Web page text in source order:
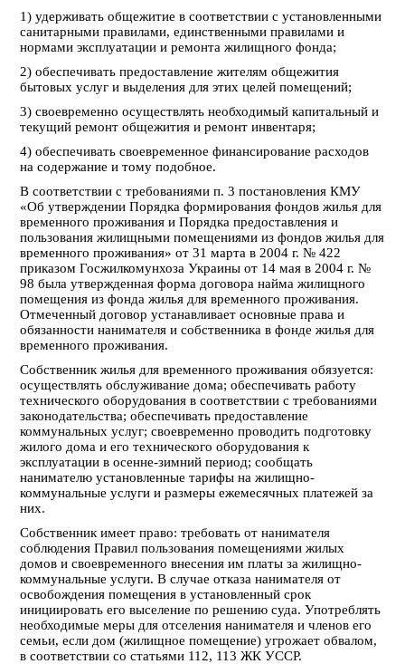
1) удерживать общежитие в соответствии с установленными
санитарными правилами, единственными правилами и
нормами эксплуатации и ремонта жилищного фонда;
2) обеспечивать предоставление жителям общежития
бытовых услуг и выделения для этих целей помещений;
3) своевременно осуществлять необходимый капитальный и
текущий ремонт общежития и ремонт инвентаря;
4) обеспечивать своевременное финансирование расходов
на содержание и тому подобное.
В соответствии с требованиями п. 3 постановления КМУ
«Об утверждении Порядка формирования фондов жилья для
временного проживания и Порядка предоставления и
пользования жилищными помещениями из фондов жилья для
временного проживания» от 31 марта в 2004 г. № 422
приказом Госжилкомунхоза Украины от 14 мая в 2004 г. №
98 была утвержденная форма договора найма жилищного
помещения из фонда жилья для временного проживания.
Отмеченный договор устанавливает основные права и
обязанности нанимателя и собственника в фонде жилья для
временного проживания.
Собственник жилья для временного проживания обязуется:
осуществлять обслуживание дома; обеспечивать работу
технического оборудования в соответствии с требованиями
законодательства; обеспечивать предоставление
коммунальных услуг; своевременно проводить подготовку
жилого дома и его технического оборудования к
эксплуатации в осенне-зимний период; сообщать
нанимателю установленные тарифы на жилищно-
коммунальные услуги и размеры ежемесячных платежей за
них.
Собственник имеет право: требовать от нанимателя
соблюдения Правил пользования помещениями жилых
домов и своевременного внесения им платы за жилищно-
коммунальные услуги. В случае отказа нанимателя от
освобождения помещения в установленный срок
инициировать его выселение по решению суда. Употреблять
необходимые меры для отселения нанимателя и членов его
семьи, если дом (жилищное помещение) угрожает обвалом,
в соответствии со статьями 112, 113 ЖК УССР.